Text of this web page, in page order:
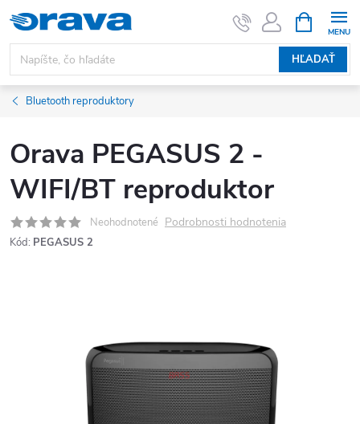
Prejsť na obsah
HĽADAŤ
Bluetooth reproduktory
Orava PEGASUS 2 -
WIFI/BT reproduktor
Neohodnotené Podrobnosti hodnotenia
Kód: PEGASUS 2